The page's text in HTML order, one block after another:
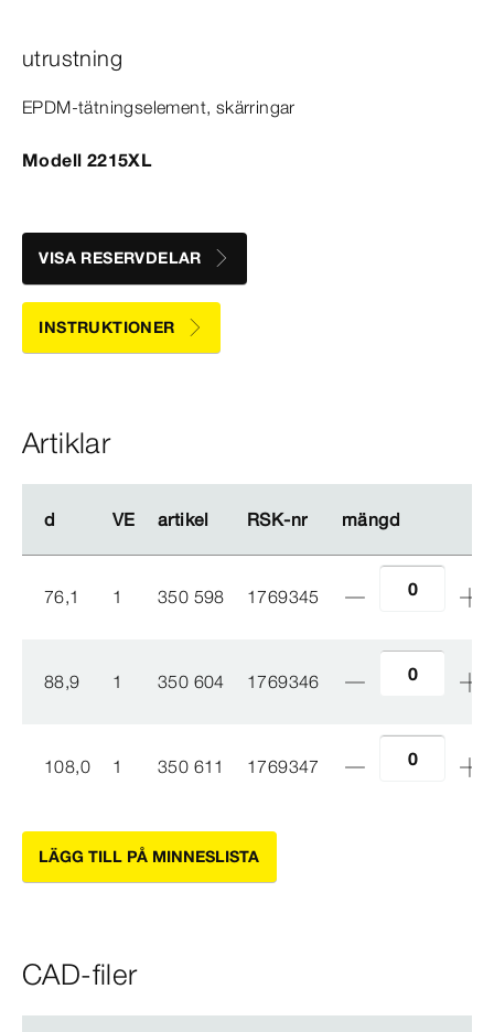
utrustning
EPDM-​tätningselement, skärringar
Modell 2215XL
VISA RESERVDELAR
INSTRUKTIONER
Artiklar
d VE artikel RSK-​nr mängd
d VE artikel RSK-​nr mängd
76,1 1 350 598 1769345
88,9 1 350 604 1769346
108,0 1 350 611 1769347
LÄGG TILL PÅ MINNESLISTA
CAD-filer